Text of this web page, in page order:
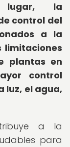
lugar, la
control del
a la
limitaciones
plantas en
control
luz, el agua,
a la
para